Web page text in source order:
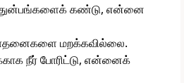
கண்டு, என்னை
மறக்கவில்லை.
நீர் போரிட்டு, என்னைக்